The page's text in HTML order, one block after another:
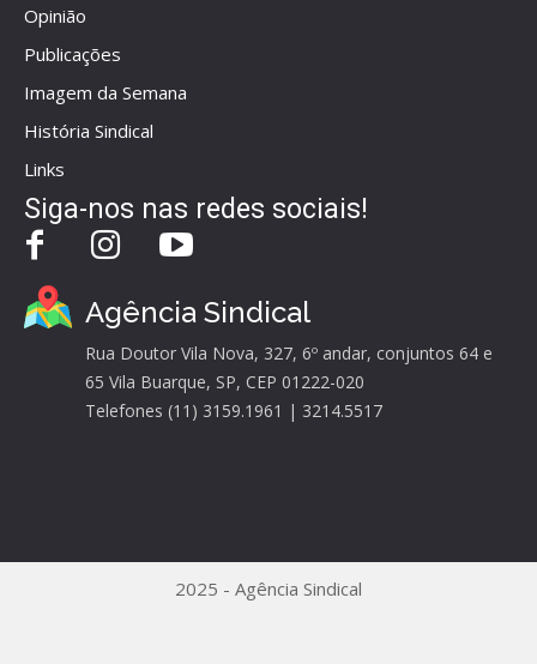
Opinião
Publicações
Imagem da Semana
História Sindical
Links
Siga-nos nas redes sociais!
Agência Sindical
Rua Doutor Vila Nova, 327, 6º andar, conjuntos 64 e
65 Vila Buarque, SP, CEP 01222-020
Telefones (11) 3159.1961 | 3214.5517
2025 - Agência Sindical